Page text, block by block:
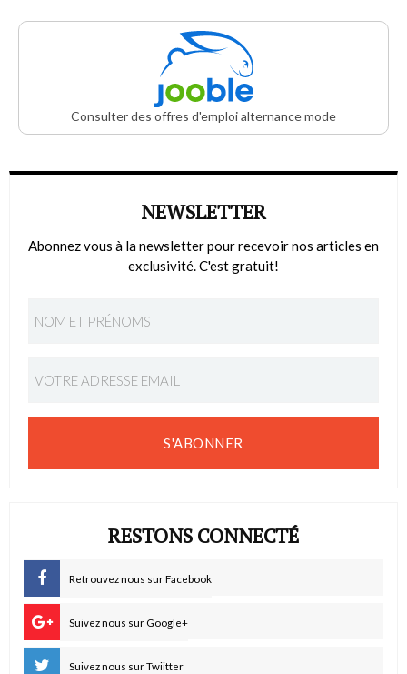
Consulter des offres d'emploi alternance mode
NEWSLETTER
Abonnez vous à la newsletter pour recevoir nos articles en
exclusivité. C'est gratuit!
S'ABONNER
RESTONS CONNECTÉ
Retrouvez nous sur Facebook
Suivez nous sur Google+
Suivez nous sur Twiitter